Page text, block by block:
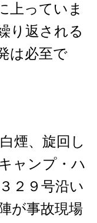
上っていま
り返される
は必至で
煙、旋回し
ャンプ・ハ
２９号沿い
が事故現場